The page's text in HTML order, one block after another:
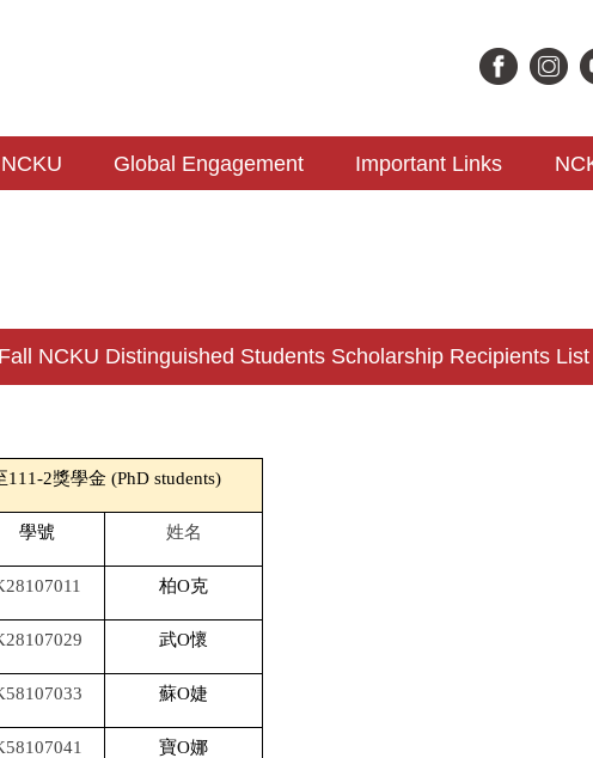
Global Engagement Important Links
NCKU Distinguished Students Scholarship Recipients
2獎學金 (PhD students)
學號 姓名
柏O克
武O懷
蘇O婕
寶O娜